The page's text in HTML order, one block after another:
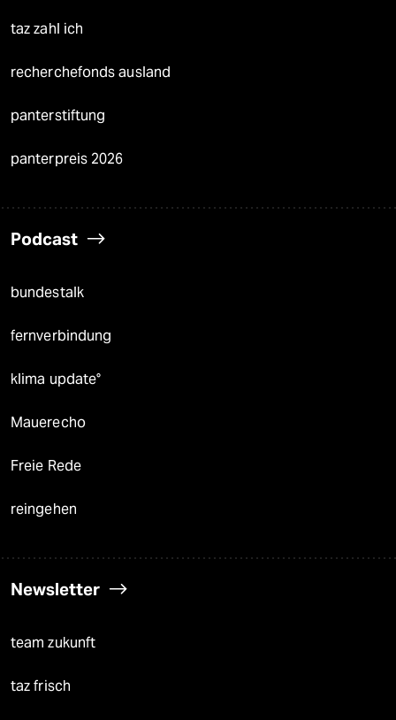
taz zahl ich
recherchefonds ausland
panterstiftung
panterpreis 2026
Podcast
bundestalk
fernverbindung
klima update°
Mauerecho
Freie Rede
reingehen
Newsletter
team zukunft
taz frisch